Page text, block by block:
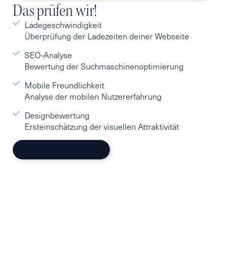
Das prüfen wir!
Ladegeschwindigkeit
Überprüfung der Ladezeiten deiner Webseite
SEO-Analyse
Bewertung der Suchmaschinenoptimierung
Mobile Freundlichkeit
Analyse der mobilen Nutzererfahrung
Designbewertung
Ersteinschätzung der visuellen Attraktivität